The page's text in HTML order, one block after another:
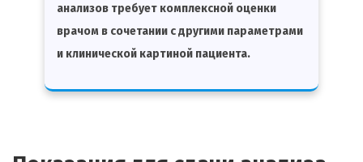
анализов требует комплексной оценки
врачом в сочетании с другими параметрами
и клинической картиной пациента.